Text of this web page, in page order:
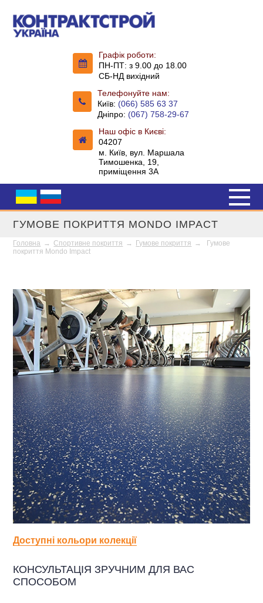
Графік роботи:
ПН-ПТ: з 9.00 до 18.00
СБ-НД вихідний
Телефонуйте нам:
Київ: (066) 585 63 37
Дніпро: (067) 758-29-67
Наш офіс в Києві:
04207
м. Київ, вул. Маршала
Тимошенка, 19,
приміщення 3А
ГУМОВЕ ПОКРИТТЯ MONDO IMPACT
Головна → Спортивне покриття → Гумове покриття →
Гумове
покриття Mondo Impact
Доступні кольори колекції
КОНСУЛЬТАЦІЯ ЗРУЧНИМ ДЛЯ ВАС
СПОСОБОМ